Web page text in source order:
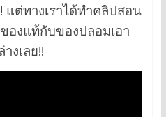
แต่ทางเราได้ทำคลิปสอน
องแท้กับของปลอมเอา
งเลย!!